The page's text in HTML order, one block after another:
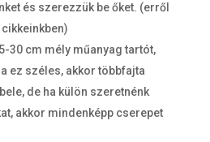
és szerezzük be őket. (erről
30 cm mély műanyag tartót,
ez széles, akkor többfajta
de ha külön szeretnénk
akkor mindenképp cserepet